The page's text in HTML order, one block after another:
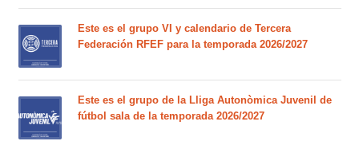
Este es el grupo VI y calendario de Tercera
Federación RFEF para la temporada 2026/2027
Este es el grupo de la Lliga Autonòmica Juvenil de
fútbol sala de la temporada 2026/2027